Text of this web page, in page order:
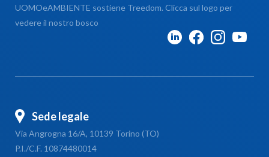
UOMOeAMBIENTE sostiene Treedom. Clicca sul logo per
vedere il nostro bosco
Sede legale
Via Angrogna 16/A, 10139 Torino (TO)
P.I./C.F. 10874480014